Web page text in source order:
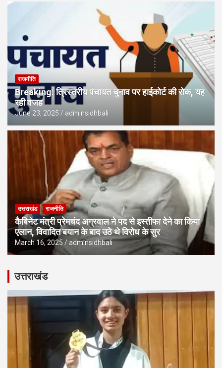
राजनीति
Breaking: त्रिस्तरीय पंचायत चुनाव पर हाईकोर्ट की रोक, यह
रही वजह
June 23, 2025 adminsidhbali
उत्तराखंड राजनीति
कैबिनेट मंत्री प्रेमचंद अग्रवाल ने पद से इस्तीफा देने का किया
एलान, विवादित बयान के बाद उठे थे विरोध के सुर
March 16, 2025 adminsidhbali
उत्तराखंड